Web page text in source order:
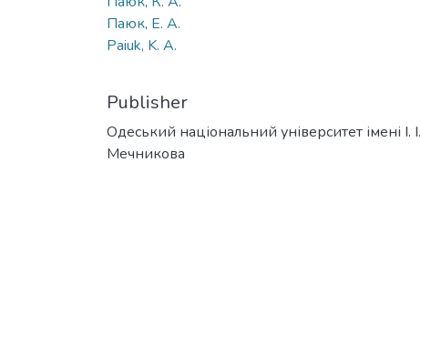
Паюк, Е. А.
Paiuk, K. A.
Publisher
Одеський національний університет імені І. І.
Мечникова